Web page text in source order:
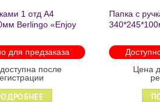
1 отд А4
Berlingo «Enjoy
для предзаказа
после
Папка с
Цена